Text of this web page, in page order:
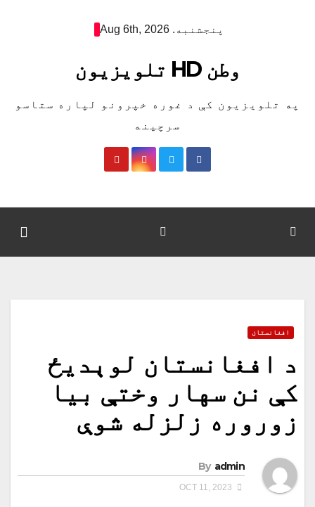
پنجشنبه. Aug 6th, 2026
وطن HD تلویزیون
په تلویزیون کې د غوره خپرونو لپاره ستاسو
سرچینه
افغانستان
د افغانستان لوېدیځ
کې نن سهار وختې بیا
زوروره زلزله شوې
By admin